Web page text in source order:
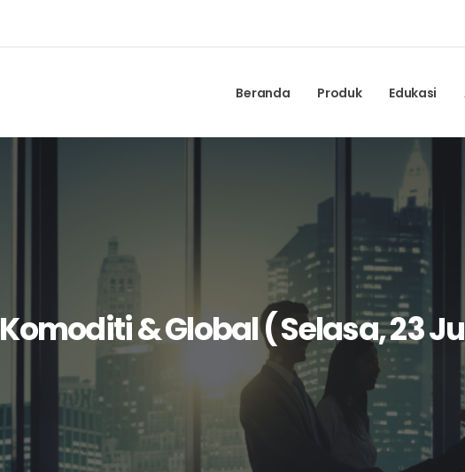
Beranda Produk Edukasi
& Global ( Selasa, 23